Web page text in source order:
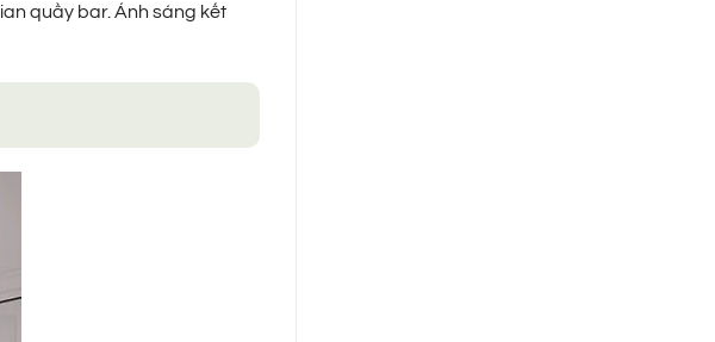
quầy bar. Ánh sáng kết